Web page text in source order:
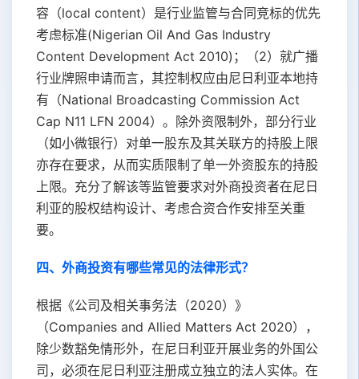
容（local content）是行业监管与合同竞标的优先
考虑标准(Nigerian Oil And Gas Industry
Content Development Act 2010)；（2）就广播
行业牌照申请而言，其控制权应由尼日利亚本地持
有（National Broadcasting Commission Act
Cap N11 LFN 2004）。除外资限制外，部分行业
（如小微银行）对单一股东及其关联方的持股上限
亦存在要求，从而实质限制了单一外资股东的持股
上限。充分了解该等监管要求对外商投资者在尼日
利亚的股权结构设计、考虑合资合作安排至关重
要。
四、外商投资有哪些常见的法律形式？
根据《公司及相关事务法（2020）》
（Companies and Allied Matters Act 2020），
除少数豁免情形外，在尼日利亚开展业务的外国公
司，必须在尼日利亚注册成立独立的法人实体。在